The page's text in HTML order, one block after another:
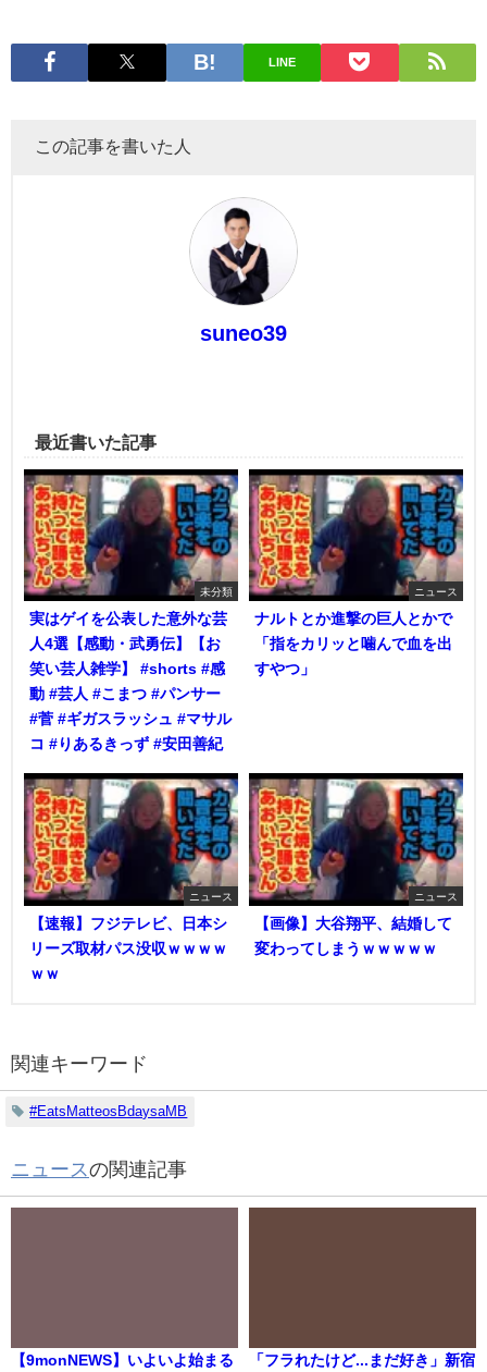
LINE
この記事を書いた人
suneo39
最近書いた記事
未分類
実はゲイを公表した意外な芸
人4選【感動・武勇伝】【お
笑い芸人雑学】 #shorts #感
動 #芸人 #こまつ #パンサー
#菅 #ギガスラッシュ #マサル
コ #りあるきっず #安田善紀
ニュース
ナルトとか進撃の巨人とかで
「指をカリッと噛んで血を出
すやつ」
ニュース
【速報】フジテレビ、日本シ
リーズ取材パス没収ｗｗｗｗ
ｗｗ
ニュース
【画像】大谷翔平、結婚して
変わってしまうｗｗｗｗｗ
関連キーワード
#EatsMatteosBdaysaMB
ニュースの関連記事
【9monNEWS】いよいよ始まる
「フラれたけど...まだ好き」新宿